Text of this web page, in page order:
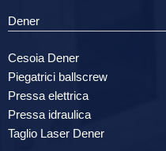
Dener
Cesoia Dener
Piegatrici ballscrew
Pressa elettrica
Pressa idraulica
Taglio Laser Dener